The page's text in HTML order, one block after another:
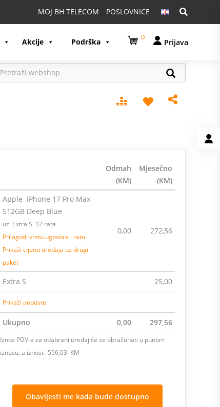
Pretraga:
MOJ BH TELECOM POSLOVNICE
Akcije Podrška 0
Prijava
Odmah
(KM)
Mjesečno
(KM)
Apple iPhone 17 Pro Max
512GB Deep Blue
uz Extra S 12 rata
Prilagodi vrstu ugovora i ratu
Prikaži cijenu uređaja uz drugi
paket
0,00 272,56
Extra S 25,00
Prikaži popuste
Ukupno 0,00 297,56
Iznos PDV-a za odabrani uređaj će se obračunati u punom
iznosu, a iznosi: 556,03 KM
Obavijesti me kada bude dostupno